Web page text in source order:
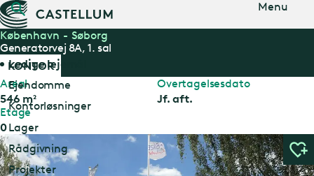
Menu
Ledige lejemål
Ejendomme
Kontorløsninger
Lager
Rådgivning
Projekter
København
Søborg
Generatorvej 8A, 1. sal
KONTOR
Areal
546 m²
Overtagelsesdato
Jf. aft.
Etage
0